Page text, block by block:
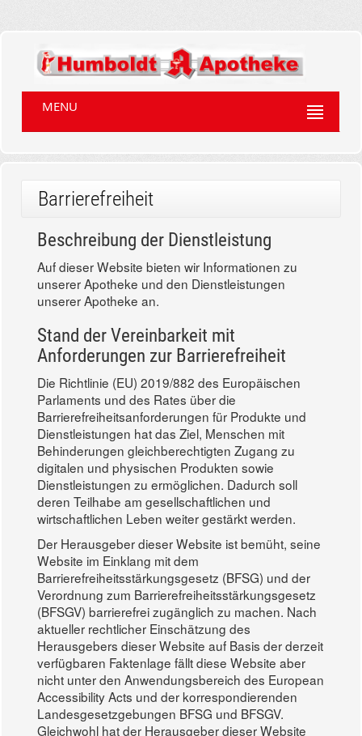
MENU
Barrierefreiheit
Beschreibung der Dienstleistung
Auf dieser Website bieten wir Informationen zu
unserer Apotheke und den Dienstleistungen
unserer Apotheke an.
Stand der Vereinbarkeit mit
Anforderungen zur Barrierefreiheit
Die Richtlinie (EU) 2019/882 des Europäischen
Parlaments und des Rates über die
Barrierefreiheitsanforderungen für Produkte und
Dienstleistungen hat das Ziel, Menschen mit
Behinderungen gleichberechtigten Zugang zu
digitalen und physischen Produkten sowie
Dienstleistungen zu ermöglichen. Dadurch soll
deren Teilhabe am gesellschaftlichen und
wirtschaftlichen Leben weiter gestärkt werden.
Der Herausgeber dieser Website ist bemüht, seine
Website im Einklang mit dem
Barrierefreiheitsstärkungsgesetz (BFSG) und der
Verordnung zum Barrierefreiheitsstärkungsgesetz
(BFSGV) barrierefrei zugänglich zu machen. Nach
aktueller rechtlicher Einschätzung des
Herausgebers dieser Website auf Basis der derzeit
verfügbaren Faktenlage fällt diese Website aber
nicht unter den Anwendungsbereich des European
Accessibility Acts und der korrespondierenden
Landesgesetzgebungen BFSG und BFSGV.
Gleichwohl hat der Herausgeber dieser Website